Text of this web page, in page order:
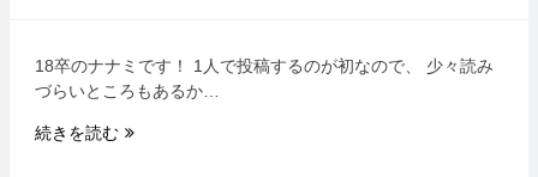
18卒のナナミです！ 1人で投稿するのが初なので、 少々読み
づらいところもあるか…
続きを読む経